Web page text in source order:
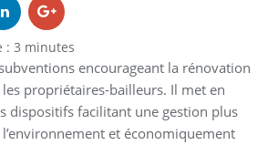
: 3 minutes
encourageant la rénovation
propriétaires-bailleurs. Il met en
dispositifs facilitant une gestion plus
et économiquement